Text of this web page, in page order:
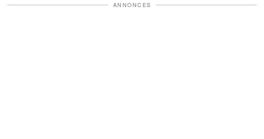
ANNONCES